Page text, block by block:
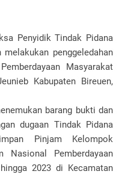
Penyidik Tindak Pidana
penggeledahan
Masyarakat
Kabupaten Bireuen,
barang bukti dan
dugaan Tindak Pidana
Pinjam Kelompok
Nasional Pemberdayaan
2023 di Kecamatan